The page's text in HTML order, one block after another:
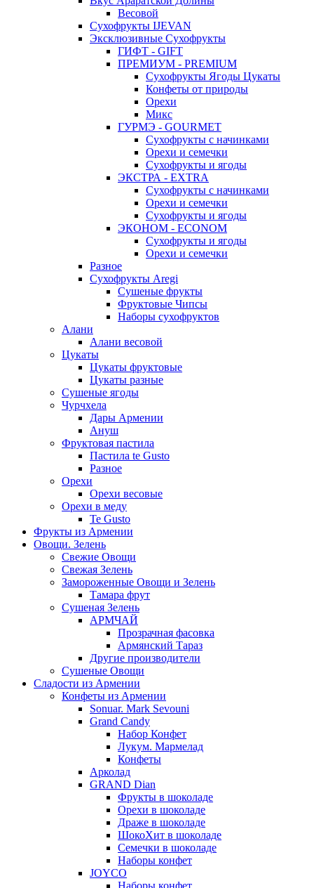
Весовой
Сухофрукты IJEVAN
Эксклюзивные Сухофрукты
ГИФТ - GIFT
ПРЕМИУМ - PREMIUM
Сухофрукты Ягоды Цукаты
Конфеты от природы
Орехи
Микс
ГУРМЭ - GOURMET
Сухофрукты с начинками
Орехи и семечки
Сухофрукты и ягоды
ЭКСТРА - EXTRA
Сухофрукты с начинками
Орехи и семечки
Сухофрукты и ягоды
ЭКОНОМ - ECONOM
Сухофрукты и ягоды
Орехи и семечки
Разное
Сухофрукты Aregi
Сушеные фрукты
Фруктовые Чипсы
Наборы сухофруктов
Алани
Алани весовой
Цукаты
Цукаты фруктовые
Цукаты разные
Сушеные ягоды
Чурчхела
Дары Армении
Ануш
Фруктовая пастила
Пастила te Gusto
Разное
Орехи
Орехи весовые
Орехи в меду
Te Gusto
Фрукты из Армении
Овощи. Зелень
Свежие Овощи
Свежая Зелень
Замороженные Овощи и Зелень
Тамара фрут
Сушеная Зелень
АРМЧАЙ
Прозрачная фасовка
Армянский Тараз
Другие производители
Сушеные Овощи
Сладости из Армении
Конфеты из Армении
Sonuar. Mark Sevouni
Grand Candy
Набор Конфет
Лукум. Мармелад
Конфеты
Арколад
GRAND Dian
Фрукты в шоколаде
Орехи в шоколаде
Драже в шоколаде
ШокоХит в шоколаде
Семечки в шоколаде
Наборы конфет
JOYCO
Наборы конфет